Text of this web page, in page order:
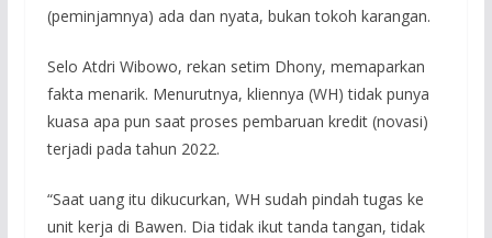
(peminjamnya) ada dan nyata, bukan tokoh karangan.
Selo Atdri Wibowo, rekan setim Dhony, memaparkan
fakta menarik. Menurutnya, kliennya (WH) tidak punya
kuasa apa pun saat proses pembaruan kredit (novasi)
terjadi pada tahun 2022.
“Saat uang itu dikucurkan, WH sudah pindah tugas ke
unit kerja di Bawen. Dia tidak ikut tanda tangan, tidak